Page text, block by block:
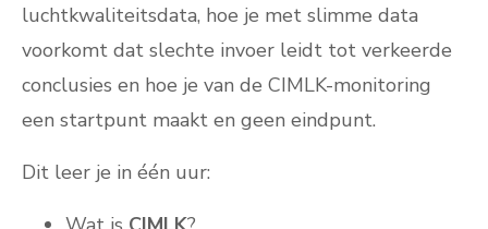
luchtkwaliteitsdata, hoe je met slimme data
voorkomt dat slechte invoer leidt tot verkeerde
conclusies en hoe je van de CIMLK-monitoring
een startpunt maakt en geen eindpunt.
Dit leer je in één uur: